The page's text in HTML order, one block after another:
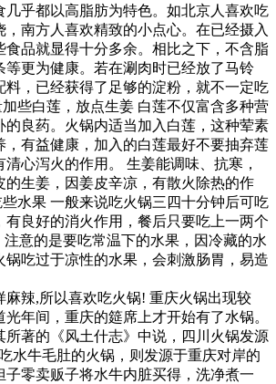
几乎都以高脂肪为特色。如北京人喜欢吃
，南方人喜欢精致的小点心。在已经摄入
食品就显得十分多余。相比之下，不含脂
等更为健康。若在涮肉时已经放了马铃
料，已经获得了足够的淀粉，就不一定吃
些白莲，放点生姜 白莲不仅富含多种营
的良药。火锅内适当加入白莲，这种荤素
，有益健康，加入的白莲最好不要抽弃莲
心泻火的作用。 生姜能调味、抗寒，
的生姜，因姜皮辛凉，有散火除热的作
水果 一般来说吃火锅三四十分钟后可吃
有良好的消火作用，餐后只要吃上一两个
注意的是要吃常温下的水果，因冷藏的水
锅吃过于凉性的水果，会刺激肠胃，易造
麻辣,所以喜欢吃火锅! 重庆火锅出现较
年间，重庆的筵席上才开始有了水锅。
所著的《风土什志》中说，四川火锅发源
水牛毛肚的火锅，则发源于重庆对岸的
子零卖贩子将水牛内脏买得，洗净煮一